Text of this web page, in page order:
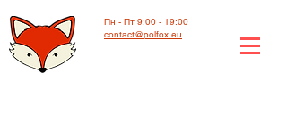
Пн - Пт 9:00 - 19:00
contact@polfox.eu